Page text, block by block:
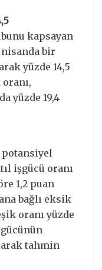
kapsayan
bir
yüzde 14,5
yüzde 19,4
potansiyel
işgücü oranı
1,2 puan
bağlı eksik
oranı yüzde
tahmin